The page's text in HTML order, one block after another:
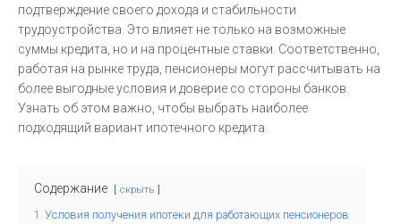
подтверждение своего дохода и стабильности
трудоустройства. Это влияет не только на возможные
суммы кредита, но и на процентные ставки. Соответственно,
работая на рынке труда, пенсионеры могут рассчитывать на
более выгодные условия и доверие со стороны банков.
Узнать об этом важно, чтобы выбрать наиболее
подходящий вариант ипотечного кредита.
Содержание скрыть
1 Условия получения ипотеки для работающих пенсионеров